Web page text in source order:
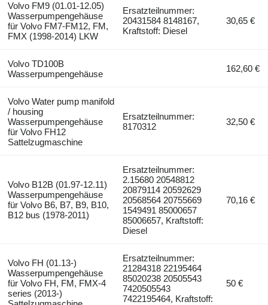
Volvo FM9 (01.01-12.05)
Wasserpumpengehäuse
für Volvo FM7-FM12, FM,
FMX (1998-2014) LKW
Ersatzteilnummer:
20431584 8148167,
Kraftstoff: Diesel
30,65 €
Volvo TD100B
Wasserpumpengehäuse
162,60 €
Volvo Water pump manifold
/ housing
Wasserpumpengehäuse
für Volvo FH12
Sattelzugmaschine
Ersatzteilnummer:
8170312
32,50 €
Volvo B12B (01.97-12.11)
Wasserpumpengehäuse
für Volvo B6, B7, B9, B10,
B12 bus (1978-2011)
Ersatzteilnummer:
2.15680 20548812
20879114 20592629
20568564 20755669
1549491 85000657
85006657, Kraftstoff:
Diesel
70,16 €
Volvo FH (01.13-)
Wasserpumpengehäuse
für Volvo FH, FM, FMX-4
series (2013-)
Ersatzteilnummer:
21284318 22195464
85020238 20505543
7420505543
7422195464, Kraftstoff:
50 €